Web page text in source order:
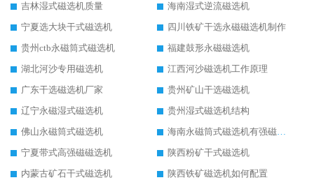
吉林湿式磁选机质量
海南湿式逆流磁选机
宁夏选大块干式磁选机
四川铁矿干选永磁磁选机制作
贵州ctb永磁筒式磁选机
福建鼓形永磁磁选机
湖北河沙专用磁选机
江西河沙磁选机工作原理
广东干选磁选机厂家
贵州矿山干选磁选机
辽宁永磁湿式磁选机
贵州湿式磁选机结构
佛山永磁筒式磁选机
海南永磁筒式磁选机有强磁的吗
宁夏带式高强磁磁选机
陕西粉矿干式磁选机
内蒙古矿石干式磁选机
陕西铁矿磁选机如何配置